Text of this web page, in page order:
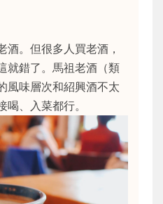
酒。但很多人買老酒，
就錯了。馬祖老酒（類
風味層次和紹興酒不太
、入菜都行。